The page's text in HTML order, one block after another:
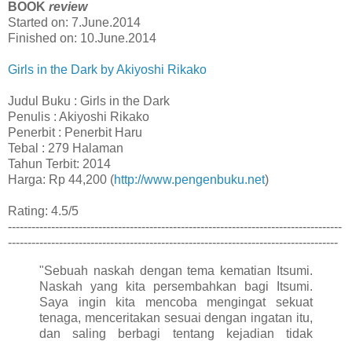
BOOK review
Started on: 7.June.2014
Finished on: 10.June.2014
Girls in the Dark by Akiyoshi Rikako
Judul Buku : Girls in the Dark
Penulis : Akiyoshi Rikako
Penerbit : Penerbit Haru
Tebal : 279 Halaman
Tahun Terbit: 2014
Harga: Rp 44,200 (http://www.pengenbuku.net)
Rating: 4.5/5
-------------------------------------------------------------------------------------
------------------------------------------------------------------------------------
"Sebuah naskah dengan tema kematian Itsumi.
Naskah yang kita persembahkan bagi Itsumi.
Saya ingin kita mencoba mengingat sekuat
tenaga, menceritakan sesuai dengan ingatan itu,
dan saling berbagi tentang kejadian tidak